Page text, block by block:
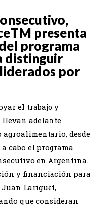
presenta
programa
distinguir
por
el trabajo y
llevan adelante
agroalimentario, desde
cabo el programa
en Argentina.
y financiación para
Juan Lariguet,
que consideran